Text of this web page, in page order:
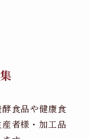
食品や健康食
者様・加工品